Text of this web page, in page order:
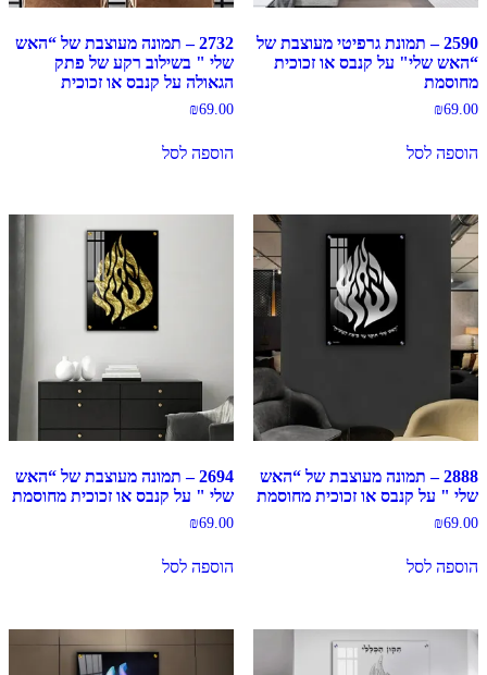
2590 – תמונת גרפיטי מעוצבת של
“האש שלי" על קנבס או זכוכית
מחוסמת
₪69.00
הוספה לסל
2732 – תמונה מעוצבת של “האש
שלי " בשילוב רקע של פתק
הגאולה על קנבס או זכוכית
₪69.00
הוספה לסל
2888 – תמונה מעוצבת של “האש
שלי " על קנבס או זכוכית מחוסמת
₪69.00
הוספה לסל
2694 – תמונה מעוצבת של “האש
שלי " על קנבס או זכוכית מחוסמת
₪69.00
הוספה לסל